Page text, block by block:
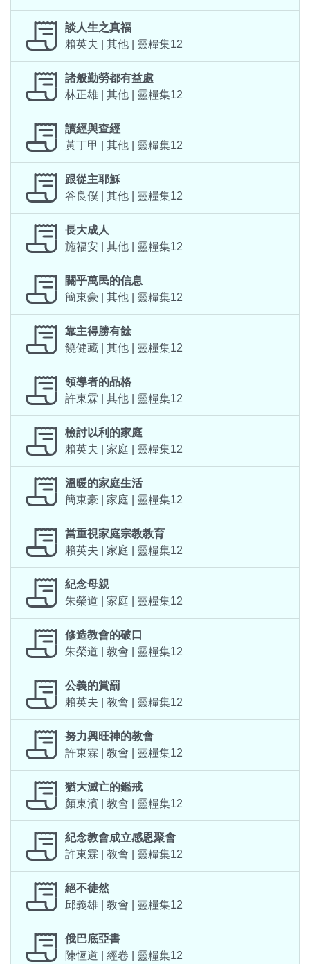
談人生之真福
賴英夫 | 其他 | 靈糧集12
諸般勤勞都有益處
林正雄 | 其他 | 靈糧集12
讀經與查經
黃丁甲 | 其他 | 靈糧集12
跟從主耶穌
谷良僕 | 其他 | 靈糧集12
長大成人
施福安 | 其他 | 靈糧集12
關乎萬民的信息
簡東豪 | 其他 | 靈糧集12
靠主得勝有餘
饒健藏 | 其他 | 靈糧集12
領導者的品格
許東霖 | 其他 | 靈糧集12
檢討以利的家庭
賴英夫 | 家庭 | 靈糧集12
溫暖的家庭生活
簡東豪 | 家庭 | 靈糧集12
當重視家庭宗教教育
賴英夫 | 家庭 | 靈糧集12
紀念母親
朱榮道 | 家庭 | 靈糧集12
修造教會的破口
朱榮道 | 教會 | 靈糧集12
公義的賞罰
賴英夫 | 教會 | 靈糧集12
努力興旺神的教會
許東霖 | 教會 | 靈糧集12
猶大滅亡的鑑戒
顏東濱 | 教會 | 靈糧集12
紀念教會成立感恩聚會
許東霖 | 教會 | 靈糧集12
絕不徒然
邱義雄 | 教會 | 靈糧集12
俄巴底亞書
陳恆道 | 經卷 | 靈糧集12